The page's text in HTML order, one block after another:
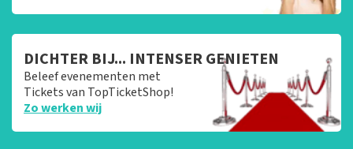
DICHTER BIJ... INTENSER GENIETEN
Beleef evenementen met
Tickets van TopTicketShop!
Zo werken wij